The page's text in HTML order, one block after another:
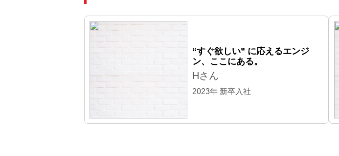
“すぐ欲しい” に応えるエンジ
ン、ここにある。
Hさん
2023年 新卒入社